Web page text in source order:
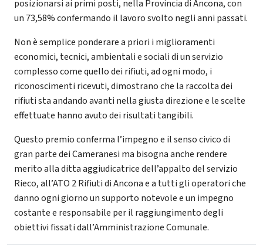
posizionarsi ai primi posti, nella Provincia di Ancona, con
un 73,58% confermando il lavoro svolto negli anni passati.
Non è semplice ponderare a priori i miglioramenti
economici, tecnici, ambientali e sociali di un servizio
complesso come quello dei rifiuti, ad ogni modo, i
riconoscimenti ricevuti, dimostrano che la raccolta dei
rifiuti sta andando avanti nella giusta direzione e le scelte
effettuate hanno avuto dei risultati tangibili.
Questo premio conferma l’impegno e il senso civico di
gran parte dei Cameranesi ma bisogna anche rendere
merito alla ditta aggiudicatrice dell’appalto del servizio
Rieco, all’ATO 2 Rifiuti di Ancona e a tutti gli operatori che
danno ogni giorno un supporto notevole e un impegno
costante e responsabile per il raggiungimento degli
obiettivi fissati dall’Amministrazione Comunale.